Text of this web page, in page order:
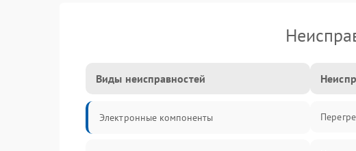
Виды неисправностей
Электронные компоненты